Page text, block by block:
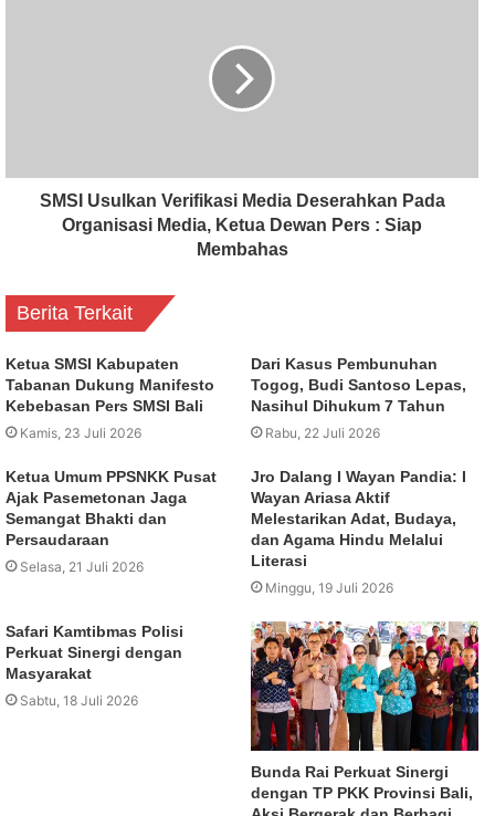
SMSI Usulkan Verifikasi Media Deserahkan Pada
Organisasi Media, Ketua Dewan Pers : Siap
Membahas
Berita Terkait
Ketua SMSI Kabupaten
Tabanan Dukung Manifesto
Kebebasan Pers SMSI Bali
Kamis, 23 Juli 2026
Dari Kasus Pembunuhan
Togog, Budi Santoso Lepas,
Nasihul Dihukum 7 Tahun
Rabu, 22 Juli 2026
Ketua Umum PPSNKK Pusat
Ajak Pasemetonan Jaga
Semangat Bhakti dan
Persaudaraan
Selasa, 21 Juli 2026
Jro Dalang I Wayan Pandia: I
Wayan Ariasa Aktif
Melestarikan Adat, Budaya,
dan Agama Hindu Melalui
Literasi
Minggu, 19 Juli 2026
Safari Kamtibmas Polisi
Perkuat Sinergi dengan
Masyarakat
Sabtu, 18 Juli 2026
Bunda Rai Perkuat Sinergi
dengan TP PKK Provinsi Bali,